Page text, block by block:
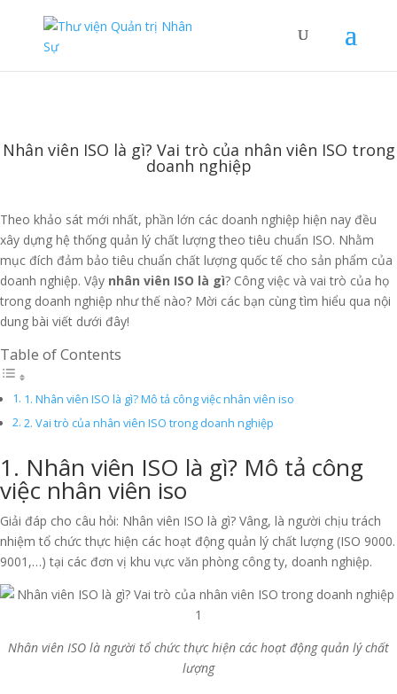
Nhân viên ISO là gì? Vai trò của nhân viên ISO trong
doanh nghiệp
Theo khảo sát mới nhất, phần lớn các doanh nghiệp hiện nay đều
xây dựng hệ thống quản lý chất lượng theo tiêu chuẩn ISO. Nhằm
mục đích đảm bảo tiêu chuẩn chất lượng quốc tế cho sản phẩm của
doanh nghiệp. Vậy nhân viên ISO là gì? Công việc và vai trò của họ
trong doanh nghiệp như thế nào? Mời các bạn cùng tìm hiểu qua nội
dung bài viết dưới đây!
Table of Contents
1. Nhân viên ISO là gì? Mô tả công việc nhân viên iso
2. Vai trò của nhân viên ISO trong doanh nghiệp
1. Nhân viên ISO là gì? Mô tả công
việc nhân viên iso
Giải đáp cho câu hỏi: Nhân viên ISO là gì? Vâng, là người chịu trách
nhiệm tổ chức thực hiện các hoạt động quản lý chất lượng (ISO 9000.
9001,…) tại các đơn vị khu vực văn phòng công ty, doanh nghiệp.
Nhân viên ISO là người tổ chức thực hiện các hoạt động quản lý chất
lượng